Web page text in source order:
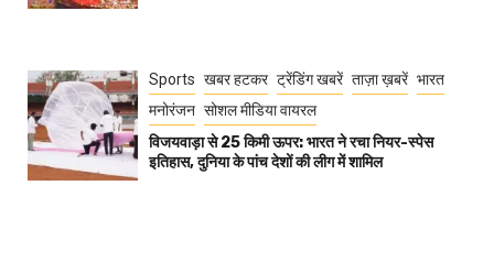
Sports खबर हटकर ट्रेंडिंग खबरें ताज़ा ख़बरें भारत
मनोरंजन सोशल मीडिया वायरल
विजयवाड़ा से 25 किमी ऊपर: भारत ने रचा नियर-स्पेस
इतिहास, दुनिया के पांच देशों की लीग में शामिल